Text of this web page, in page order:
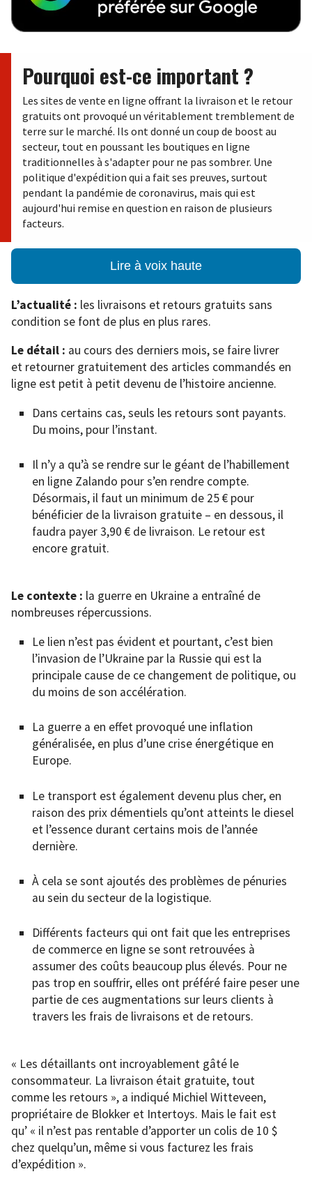
Pourquoi est-ce important ?
Les sites de vente en ligne offrant la livraison et le retour
gratuits ont provoqué un véritablement tremblement de
terre sur le marché. Ils ont donné un coup de boost au
secteur, tout en poussant les boutiques en ligne
traditionnelles à s'adapter pour ne pas sombrer. Une
politique d'expédition qui a fait ses preuves, surtout
pendant la pandémie de coronavirus, mais qui est
aujourd'hui remise en question en raison de plusieurs
facteurs.
Lire à voix haute
L’actualité : les livraisons et retours gratuits sans
condition se font de plus en plus rares.
Le détail : au cours des derniers mois, se faire livrer
et retourner gratuitement des articles commandés en
ligne est petit à petit devenu de l’histoire ancienne.
Dans certains cas, seuls les retours sont payants.
Du moins, pour l’instant.
Il n’y a qu’à se rendre sur le géant de l’habillement
en ligne Zalando pour s’en rendre compte.
Désormais, il faut un minimum de 25 € pour
bénéficier de la livraison gratuite – en dessous, il
faudra payer 3,90 € de livraison. Le retour est
encore gratuit.
Le contexte : la guerre en Ukraine a entraîné de
nombreuses répercussions.
Le lien n’est pas évident et pourtant, c’est bien
l’invasion de l’Ukraine par la Russie qui est la
principale cause de ce changement de politique, ou
du moins de son accélération.
La guerre a en effet provoqué une inflation
généralisée, en plus d’une crise énergétique en
Europe.
Le transport est également devenu plus cher, en
raison des prix démentiels qu’ont atteints le diesel
et l’essence durant certains mois de l’année
dernière.
À cela se sont ajoutés des problèmes de pénuries
au sein du secteur de la logistique.
Différents facteurs qui ont fait que les entreprises
de commerce en ligne se sont retrouvées à
assumer des coûts beaucoup plus élevés. Pour ne
pas trop en souffrir, elles ont préféré faire peser une
partie de ces augmentations sur leurs clients à
travers les frais de livraisons et de retours.
« Les détaillants ont incroyablement gâté le
consommateur. La livraison était gratuite, tout
comme les retours », a indiqué Michiel Witteveen,
propriétaire de Blokker et Intertoys. Mais le fait est
qu’ « il n’est pas rentable d’apporter un colis de 10 $
chez quelqu’un, même si vous facturez les frais
d’expédition ».